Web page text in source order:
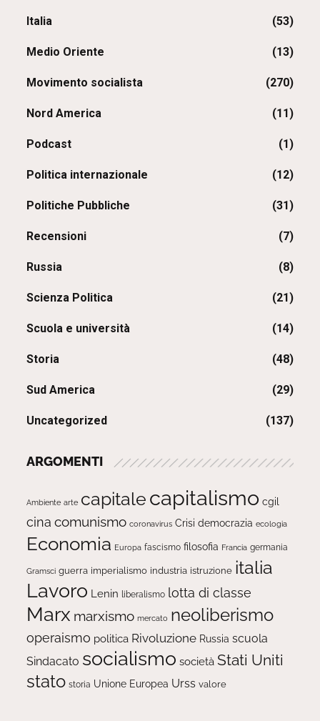
Italia (53)
Medio Oriente (13)
Movimento socialista (270)
Nord America (11)
Podcast (1)
Politica internazionale (12)
Politiche Pubbliche (31)
Recensioni (7)
Russia (8)
Scienza Politica (21)
Scuola e università (14)
Storia (48)
Sud America (29)
Uncategorized (137)
ARGOMENTI
Ambiente arte capitale capitalismo cgil
cina comunismo coronavirus Crisi democrazia ecologia
Economia Europa fascismo filosofia Francia germania
Gramsci guerra imperialismo industria istruzione italia
Lavoro Lenin liberalismo lotta di classe
Marx marxismo mercato neoliberismo
operaismo politica Rivoluzione Russia scuola
Sindacato socialismo società Stati Uniti
stato storia Unione Europea Urss valore